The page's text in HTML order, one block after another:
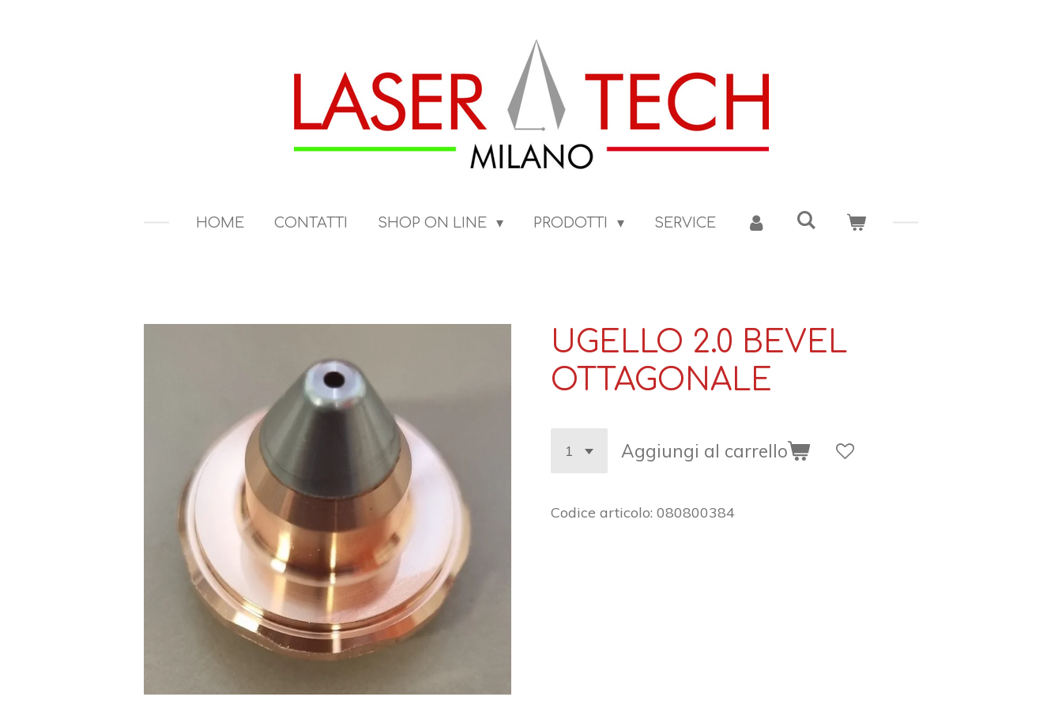
HOME CONTATTI SHOP ON LINE PRODOTTI SERVICE
UGELLO 2.0 BEVEL
OTTAGONALE
Aggiungi al carrello
Codice articolo: 080800384